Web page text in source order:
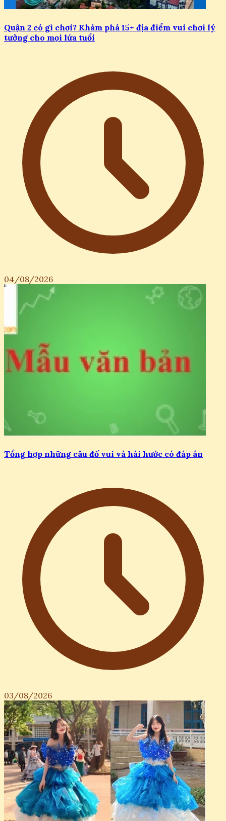
Quận 2 có gì chơi? Khám phá 15+ địa điểm vui chơi lý
tưởng cho mọi lứa tuổi
04/08/2026
Tổng hợp những câu đố vui và hài hước có đáp án
03/08/2026